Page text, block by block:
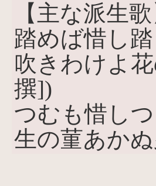
【主な派生
踏めば惜し
吹きわけよ
撰])
つむも惜し
生の菫あか